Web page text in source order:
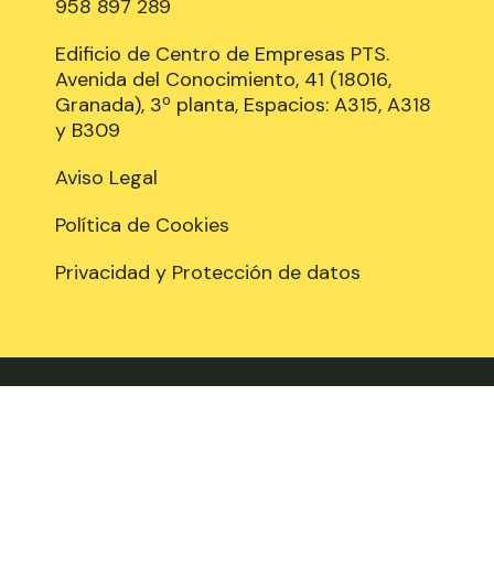
958 897 289
Edificio de Centro de Empresas PTS.
Avenida del Conocimiento, 41 (18016,
Granada), 3º planta, Espacios: A315, A318
y B309
Aviso Legal
Política de Cookies
Privacidad y Protección de datos